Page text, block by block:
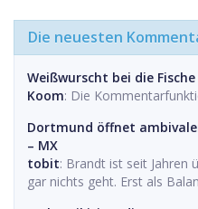
Die neuesten
Weißwurscht bei die Fische
Koom: Die
Dortmund öffnet
– MX
tobit: Brandt ist seit Jahren
gar nichts geht. Erst als